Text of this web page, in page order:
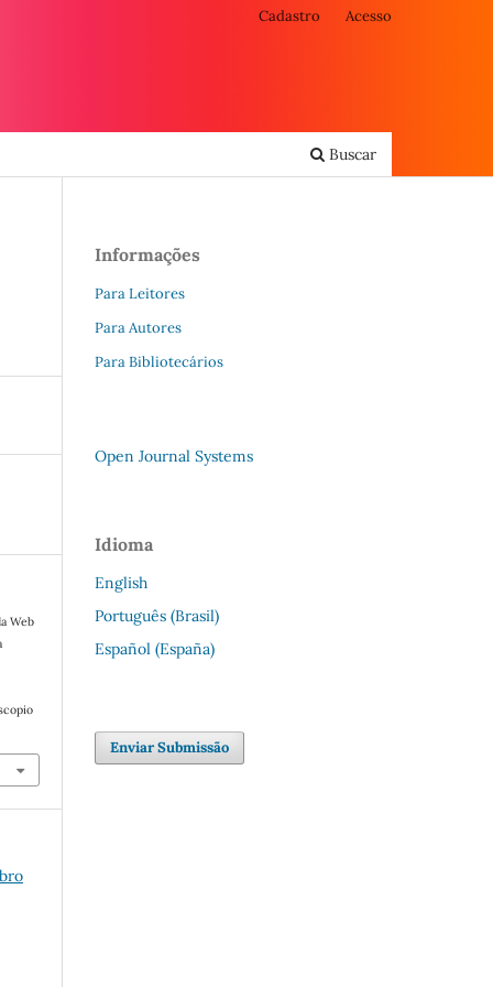
Buscar
Cadastro Acesso
Web
Informações
Para Leitores
Para Autores
Para Bibliotecários
Open Journal Systems
Idioma
English
Português (Brasil)
Español (España)
Enviar Submissão